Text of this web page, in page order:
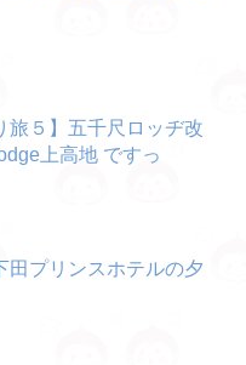
旅５】五千尺ロッヂ改
上高地 ですっ
田プリンスホテルの夕